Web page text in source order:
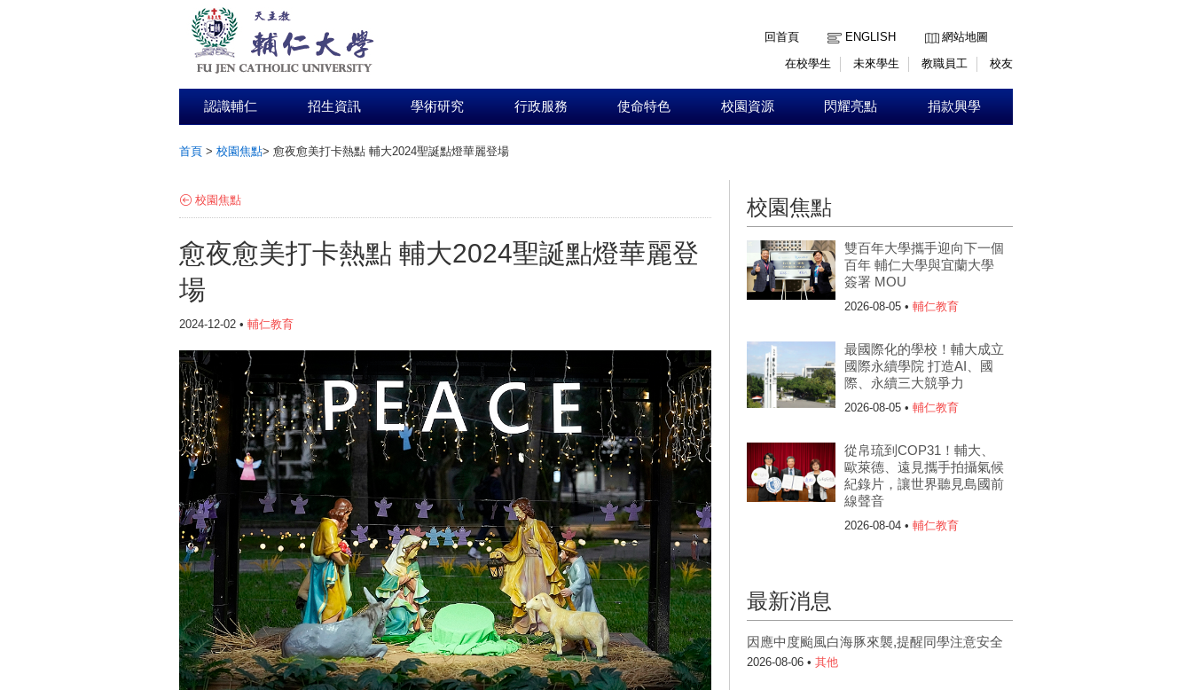
回首頁
ENGLISH
網站地圖
在校學生
未來學生 教職員工 校友
認識輔仁 招生資訊 學術研究 行政服務 使命特色 校園資源 閃耀亮點 捐款興學
首頁 > 校園焦點> 愈夜愈美打卡熱點 輔大2024聖誕點燈華麗登場
校園焦點
愈夜愈美打卡熱點 輔大2024聖誕點燈華麗登
場
2024-12-02 • 輔仁教育
校園焦點
雙百年大學攜手迎向下一個
百年 輔仁大學與宜蘭大學
簽署 MOU
2026-08-05 • 輔仁教育
最國際化的學校！輔大成立
國際永續學院 打造AI、國
際、永續三大競爭力
2026-08-05 • 輔仁教育
從帛琉到COP31！輔大、
歐萊德、遠見攜手拍攝氣候
紀錄片，讓世界聽見島國前
線聲音
2026-08-04 • 輔仁教育
最新消息
因應中度颱風白海豚來襲,提醒同學注意安全
2026-08-06 • 其他